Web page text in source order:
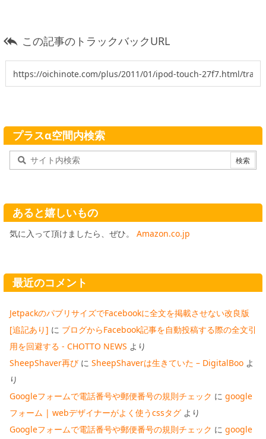
 この記事のトラックバックURL
プラスα空間内検索
あると嬉しいもの
気に入って頂けましたら、ぜひ。 Amazon.co.jp
最近のコメント
JetpackのパブリサイズでFacebookに全文を掲載させない改良版
[追記あり] に ブログからFacebook記事を自動投稿する際の全文引
用を回避する - CHOTTO NEWS より
SheepShaver再び に SheepShaverは生きていた – DigitalBoo よ
り
Googleフォームで電話番号や郵便番号の規則チェック に google
フォーム | webデザイナーがよく使うcssタグ より
Googleフォームで電話番号や郵便番号の規則チェック に google